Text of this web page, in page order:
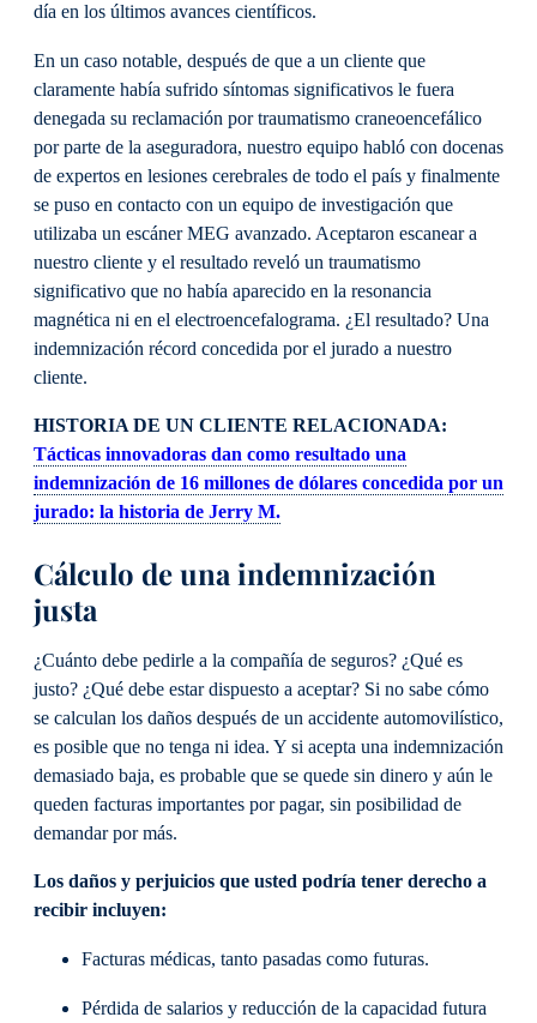
día en los últimos avances científicos.
En un caso notable, después de que a un cliente que
claramente había sufrido síntomas significativos le fuera
denegada su reclamación por traumatismo craneoencefálico
por parte de la aseguradora, nuestro equipo habló con docenas
de expertos en lesiones cerebrales de todo el país y finalmente
se puso en contacto con un equipo de investigación que
utilizaba un escáner MEG avanzado. Aceptaron escanear a
nuestro cliente y el resultado reveló un traumatismo
significativo que no había aparecido en la resonancia
magnética ni en el electroencefalograma. ¿El resultado? Una
indemnización récord concedida por el jurado a nuestro
cliente.
HISTORIA DE UN CLIENTE RELACIONADA:
Tácticas innovadoras dan como resultado una
indemnización de 16 millones de dólares concedida por un
jurado: la historia de Jerry M.
Cálculo de una indemnización
justa
¿Cuánto debe pedirle a la compañía de seguros? ¿Qué es
justo? ¿Qué debe estar dispuesto a aceptar? Si no sabe cómo
se calculan los daños después de un accidente automovilístico,
es posible que no tenga ni idea. Y si acepta una indemnización
demasiado baja, es probable que se quede sin dinero y aún le
queden facturas importantes por pagar, sin posibilidad de
demandar por más.
Los daños y perjuicios que usted podría tener derecho a
recibir incluyen:
Facturas médicas, tanto pasadas como futuras.
Pérdida de salarios y reducción de la capacidad futura